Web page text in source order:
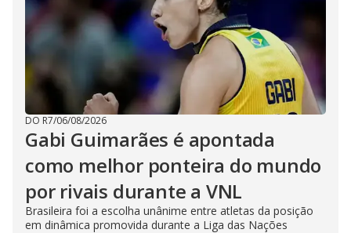
DO R7/06/08/2026
Gabi Guimarães é apontada
como melhor ponteira do mundo
por rivais durante a VNL
Brasileira foi a escolha unânime entre atletas da posição
em dinâmica promovida durante a Liga das Nações